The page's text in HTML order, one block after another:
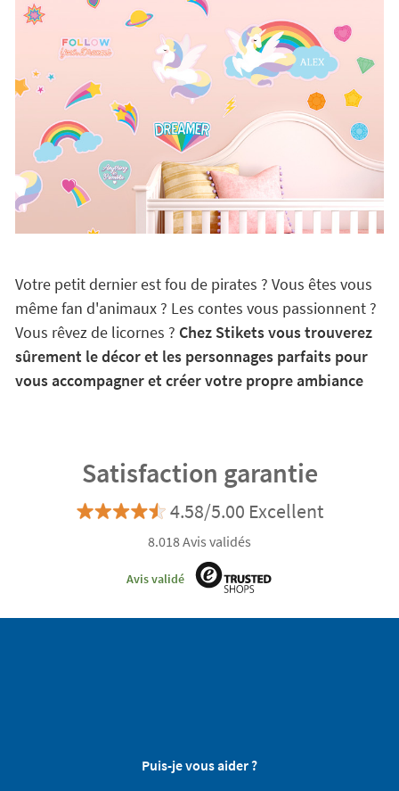
Votre petit dernier est fou de pirates ? Vous êtes vous
même fan d'animaux ? Les contes vous passionnent ?
Vous rêvez de licornes ? Chez Stikets vous trouverez
sûrement le décor et les personnages parfaits pour
vous accompagner et créer votre propre ambiance
Satisfaction garantie
4.58/5.00 Excellent
8.018 Avis validés
Avis validé
Puis-je vous aider ?